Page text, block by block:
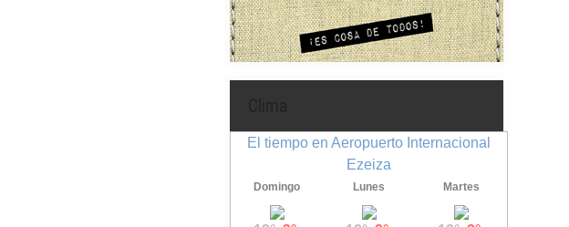
El tiempo en Aeropuerto Internacional
Ezeiza
Domingo Lunes Martes